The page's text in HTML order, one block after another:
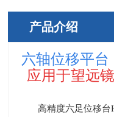
产品介绍
六轴位移平台
应用于望远
高精度六足位移台